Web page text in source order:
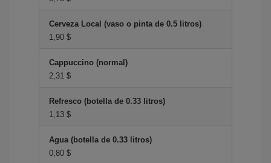
Cerveza Local (vaso o pinta de 0.5 litros)
1,90 $
Cappuccino (normal)
2,31 $
Refresco (botella de 0.33 litros)
1,13 $
Agua (botella de 0.33 litros)
0,80 $